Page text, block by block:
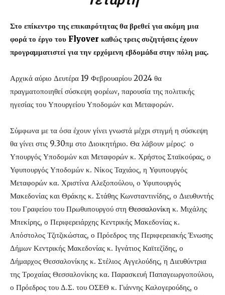
Στο επίκεντρο της επικαιρότητας θα βρεθεί για ακόμη μια
φορά το έργο του Flyover καθώς τρεις συζητήσεις έχουν
προγραμματιστεί για την ερχόμενη εβδομάδα στην πόλη μας.
Αρχικά αύριο Δευτέρα 19 Φεβρουαρίου 2024 θα
πραγματοποιηθεί σύσκεψη φορέων, παρουσία της πολιτικής
ηγεσίας του Υπουργείου Υποδομών και Μεταφορών.
Σύμφωνα με τα όσα έχουν γίνει γνωστά μέχρι στιγμή η σύσκεψη
θα γίνει στις 9.30πμ στο Διοικητήριο. Θα λάβουν μέρος: ο
Υπουργός Υποδομών και Μεταφορών κ. Χρήστος Σταϊκούρας, ο
Υφυπουργός Υποδομών κ. Νίκος Ταχιάος, η Υφυπουργός
Μεταφορών κα. Χριστίνα Αλεξοπούλου, ο Υφυπουργός
Μακεδονίας και Θράκης κ. Στάθης Κωνσταντινίδης, ο Διευθυντής
του Γραφείου του Πρωθυπουργού στη Θεσσαλονίκη κ. Μιχάλης
Μπεκίρης, ο Περιφερειάρχης Κεντρικής Μακεδονίας κ.
Απόστολος Τζιτζικώστας, ο Πρόεδρος της Περιφερειακής Ένωσης
Δήμων Κεντρικής Μακεδονίας κ. Ιγνάτιος Καϊτεζίδης, ο
Δήμαρχος Θεσσαλονίκης κ. Στέλιος Αγγελούδης, η Διευθύντρια
της Τροχαίας Θεσσαλονίκης κα. Παρασκευή Παπαγεωργοπούλου,
ο Πρόεδρος του Δ.Σ. του ΟΣΕΘ κ. Γιάννης Καλογερούδης, ο